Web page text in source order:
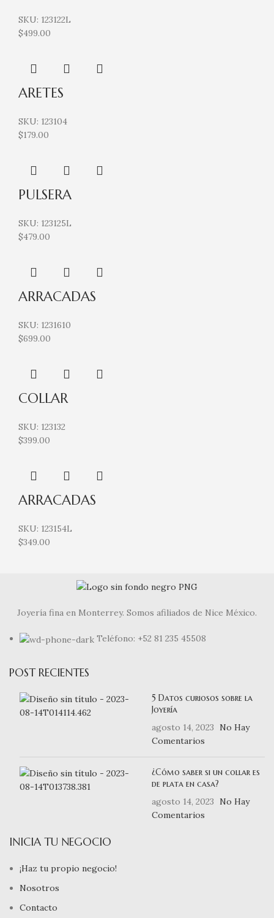
SKU: 123122L
$499.00
ARETES
SKU: 123104
$179.00
PULSERA
SKU: 123125L
$479.00
ARRACADAS
SKU: 1231610
$699.00
COLLAR
SKU: 123132
$399.00
ARRACADAS
SKU: 123154L
$349.00
Joyería fina en Monterrey. Somos afiliados de Nice México.
Teléfono: +52 81 235 45508
POST RECIENTES
5 Datos curiosos sobre la
Joyería
agosto 14, 2023
No Hay
Comentarios
¿Cómo saber si un collar es
de plata en casa?
agosto 14, 2023
No Hay
Comentarios
INICIA TU NEGOCIO
¡Haz tu propio negocio!
Nosotros
Contacto